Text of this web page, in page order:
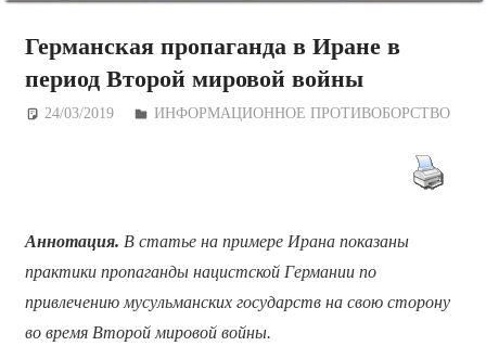
Германская пропаганда в Иране в
период Второй мировой войны
24/03/2019 Дежурный по Редакции
ИНФОРМАЦИОННОЕ ПРОТИВОБОРСТВО
Аннотация. В статье на примере Ирана показаны
практики пропаганды нацистской Германии по
привлечению мусульманских государств на свою сторону
во время Второй мировой войны.